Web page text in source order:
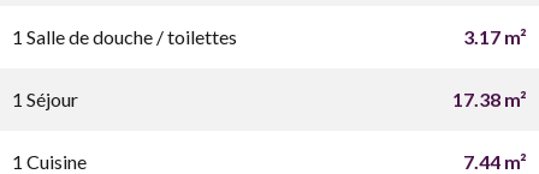
1 Salle de douche / toilettes 3.17 m²
1 Séjour 17.38 m²
1 Cuisine 7.44 m²